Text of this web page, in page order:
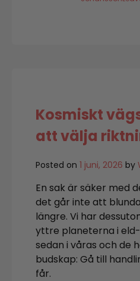
Kosmiskt
att välja
Posted on 1 juni, 2026 by
En sak är säker med
det går inte att
längre. Vi har
yttre planeterna i
sedan i våras och de
budskap: Gå till
får.